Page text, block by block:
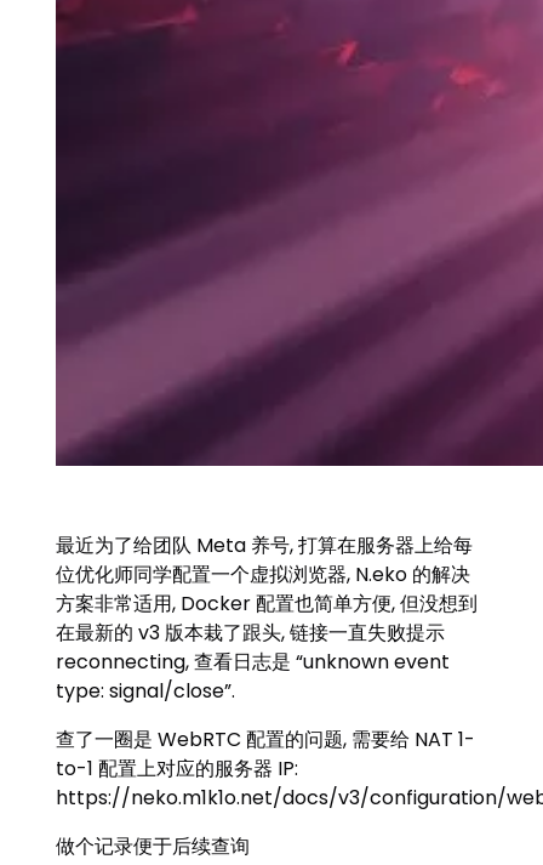
最近为了给团队 Meta 养号, 打算在服务器上给每
位优化师同学配置一个虚拟浏览器, N.eko 的解决
方案非常适用, Docker 配置也简单方便, 但没想到
在最新的 v3 版本栽了跟头, 链接一直失败提示
reconnecting, 查看日志是 “unknown event
type: signal/close”.
查了一圈是 WebRTC 配置的问题, 需要给 NAT 1-
to-1 配置上对应的服务器 IP:
https://neko.m1k1o.net/docs/v3/configuration/
做个记录便于后续查询